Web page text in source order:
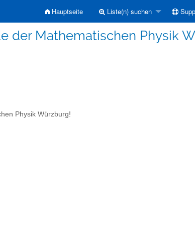
Hauptseite Liste(n) suchen
der Mathematischen Physik
Physik Würzburg!